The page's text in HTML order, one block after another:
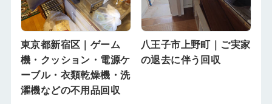
東京都新宿区｜ゲーム
機・クッション・電源ケ
ーブル・衣類乾燥機・洗
濯機などの不用品回収
八王子市上野町｜ご実家
の退去に伴う回収